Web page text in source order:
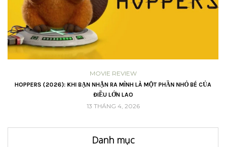
MOVIE REVIEW
HOPPERS (2026): KHI BẠN NHẬN RA MÌNH LÀ MỘT PHẦN NHỎ BÉ CỦA
ĐIỀU LỚN LAO
13 THÁNG 4, 2026
Danh mục